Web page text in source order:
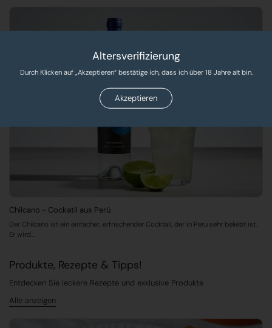
Chilcano - Cockatil aus Perú
Der Chilcano ist ein einfacher, erfrischender Cocktail, der in Peru sehr beliebt ist.
Er wird...
Produkte, Rezepte & Tipps!
Entdecken Sie leckere Rezepte und exklusive Produkte
Alle anzeigen
Altersverifizierung
Durch Klicken auf „Akzeptieren“ bestätige ich, dass ich über 18 Jahre alt bin.
Akzeptieren